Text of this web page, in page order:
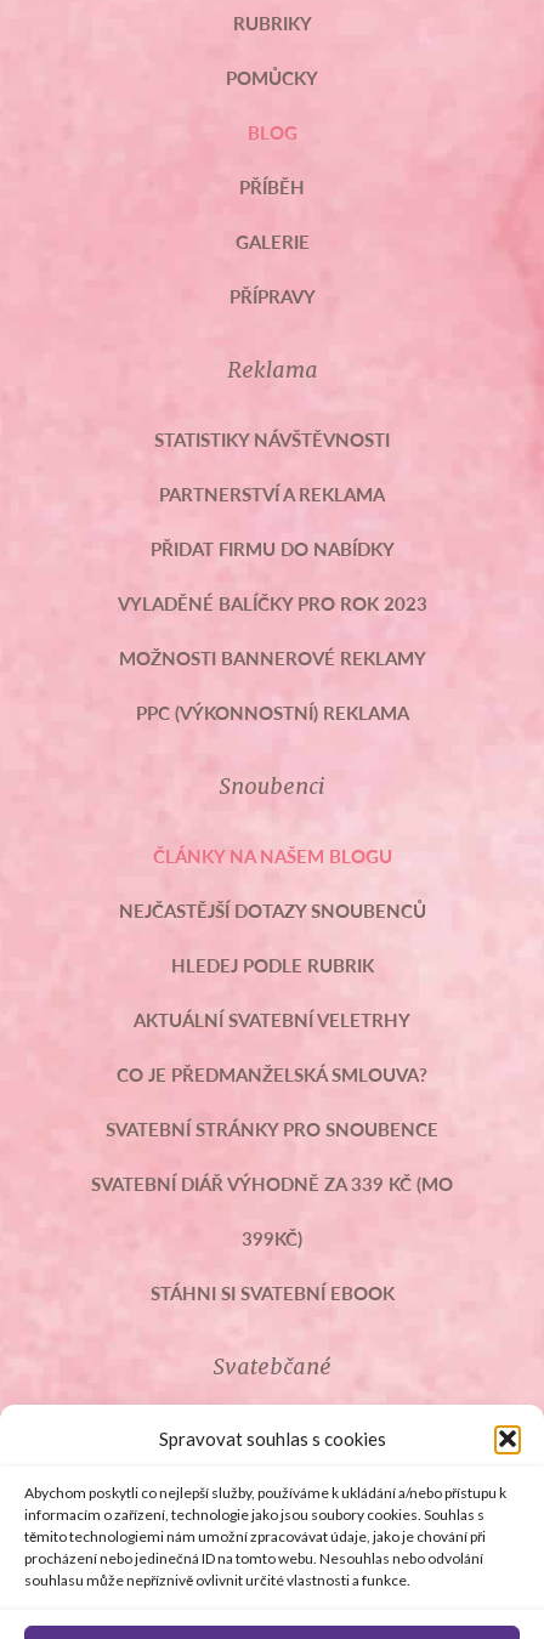
Spravovat souhlas s cookies
Abychom poskytli co nejlepší služby, používáme k ukládání a/nebo přístupu k
informacím o zařízení, technologie jako jsou soubory cookies. Souhlas s
těmito technologiemi nám umožní zpracovávat údaje, jako je chování při
procházení nebo jedinečná ID na tomto webu. Nesouhlas nebo odvolání
souhlasu může nepříznivě ovlivnit určité vlastnosti a funkce.
RUBRIKY
POMŮCKY
BLOG
PŘÍBĚH
GALERIE
PŘÍPRAVY
Reklama
STATISTIKY NÁVŠTĚVNOSTI
PARTNERSTVÍ A REKLAMA
PŘIDAT FIRMU DO NABÍDKY
VYLADĚNÉ BALÍČKY PRO ROK 2023
MOŽNOSTI BANNEROVÉ REKLAMY
PPC (VÝKONNOSTNÍ) REKLAMA
Snoubenci
ČLÁNKY NA NAŠEM BLOGU
NEJČASTĚJŠÍ DOTAZY SNOUBENCŮ
HLEDEJ PODLE RUBRIK
AKTUÁLNÍ SVATEBNÍ VELETRHY
CO JE PŘEDMANŽELSKÁ SMLOUVA?
SVATEBNÍ STRÁNKY PRO SNOUBENCE
SVATEBNÍ DIÁŘ VÝHODNĚ ZA 339 KČ (MO
399KČ)
STÁHNI SI SVATEBNÍ EBOOK
Svatebčané
ROZCESTNÍK PRO SVATEBČANY
SVATEBNÍ PROSLOVY
SVATEBNÍ DARY